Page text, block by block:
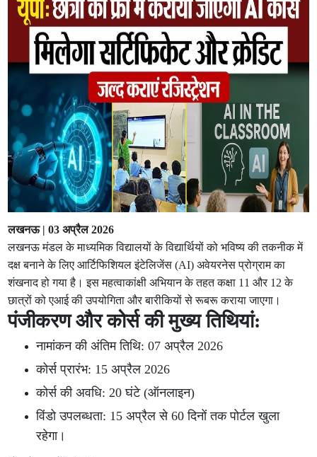
लखनऊ | 03 अप्रैल 2026
लखनऊ मंडल के माध्यमिक विद्यालयों के विद्यार्थियों को भविष्य की तकनीक में
दक्ष बनाने के लिए आर्टिफिशियल इंटेलिजेंस (AI) अवेयरनेस प्रोग्राम का
शंखनाद हो गया है। इस महत्वाकांक्षी अभियान के तहत कक्षा 11 और 12 के
छात्रों को एआई की उपयोगिता और बारीकियों से रूबरू कराया जाएगा।
पंजीकरण और कोर्स की मुख्य तिथियां:
नामांकन की अंतिम तिथि: 07 अप्रैल 2026
कोर्स प्रारंभ: 15 अप्रैल 2026
कोर्स की अवधि: 20 घंटे (ऑनलाइन)
विंडो उपलब्धता: 15 अप्रैल से 60 दिनों तक पोर्टल खुला
रहेगा।